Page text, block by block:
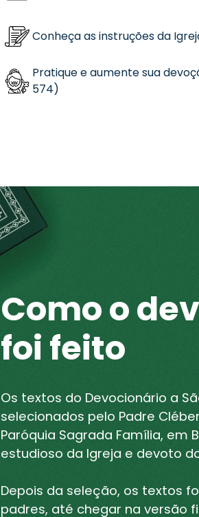
Conheça as instruções da
Pratique e aumente sua
574)
Como o
foi feito
Os textos do Devocionário a
selecionados pelo Padre
Paróquia Sagrada Família, em
estudioso da Igreja e devoto
Depois da seleção, os textos
padres, até chegar na versão